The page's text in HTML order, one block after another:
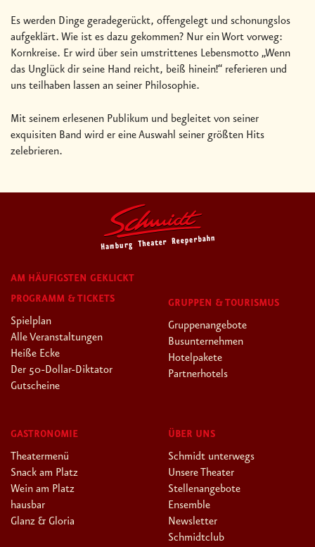
Es werden Dinge geradegerückt, offengelegt und schonungslos
aufgeklärt. Wie ist es dazu gekommen? Nur ein Wort vorweg:
Kornkreise. Er wird über sein umstrittenes Lebensmotto „Wenn
das Unglück dir seine Hand reicht, beiß hinein!“ referieren und
uns teilhaben lassen an seiner Philosophie.
Mit seinem erlesenen Publikum und begleitet von seiner
exquisiten Band wird er eine Auswahl seiner größten Hits
zelebrieren.
AM HÄUFIGSTEN GEKLICKT
PROGRAMM & TICKETS
Spielplan
Alle Veranstaltungen
Heiße Ecke
Der 50-Dollar-Diktator
Gutscheine
GRUPPEN & TOURISMUS
Gruppenangebote
Busunternehmen
Hotelpakete
Partnerhotels
GASTRONOMIE
Theatermenü
Snack am Platz
Wein am Platz
hausbar
Glanz & Gloria
ÜBER UNS
Schmidt unterwegs
Unsere Theater
Stellenangebote
Ensemble
Newsletter
Schmidtclub